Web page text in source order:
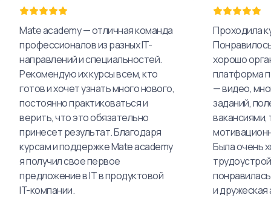
Mate academy — отличная команда
профессионалов из разных IT-
направлений и специальностей.
Рекомендую их курсы всем, кто
готов и хочет узнать много нового,
постоянно практиковаться и
верить, что это обязательно
принесет результат. Благодаря
курсам и поддержке Mate academy
я получил свое первое
предложение в IT в продуктовой
IT-компании.
Проходила
хорошо
платформа
— видео,
заданий,
вакансиями,
Была очень
и